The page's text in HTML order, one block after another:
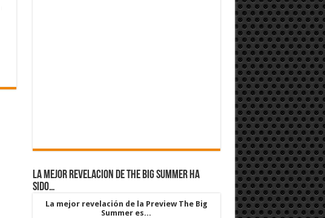
La mejor revelacion de The Big Summer ha
sido…
La mejor revelación de la Preview The Big
Summer es...